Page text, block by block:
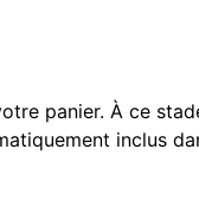
panier. À ce
inclus